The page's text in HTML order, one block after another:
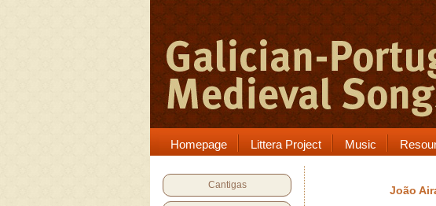
Homepage Littera Project Music
Cantigas João